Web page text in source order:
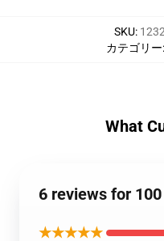
SKU:
カテゴリー:
What
6 reviews for
★★★★★